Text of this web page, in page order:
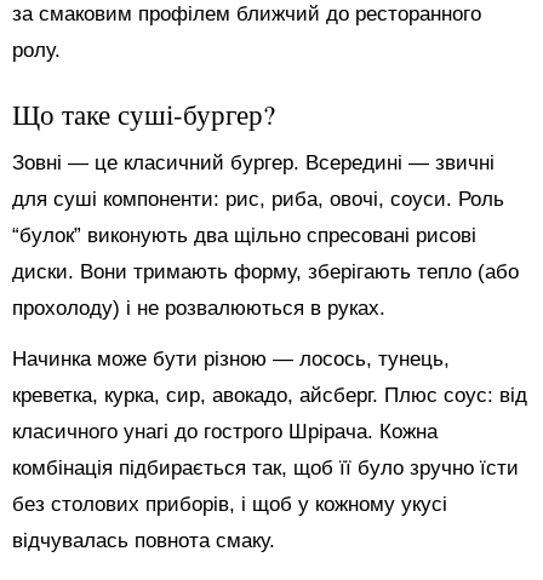
за смаковим профілем ближчий до ресторанного
ролу.
Що таке суші-бургер?
Зовні — це класичний бургер. Всередині — звичні
для суші компоненти: рис, риба, овочі, соуси. Роль
“булок” виконують два щільно спресовані рисові
диски. Вони тримають форму, зберігають тепло (або
прохолоду) і не розвалюються в руках.
Начинка може бути різною — лосось, тунець,
креветка, курка, сир, авокадо, айсберг. Плюс соус: від
класичного унагі до гострого Шрірача. Кожна
комбінація підбирається так, щоб її було зручно їсти
без столових приборів, і щоб у кожному укусі
відчувалась повнота смаку.